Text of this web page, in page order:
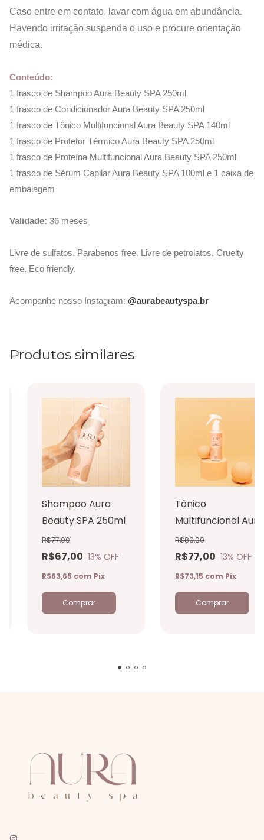
Caso entre em contato, lavar com água em abundância.
Havendo irritação suspenda o uso e procure orientação
médica.
Conteúdo:
1 frasco de Shampoo Aura Beauty SPA 250ml
1 frasco de Condicionador Aura Beauty SPA 250ml
1 frasco de Tônico Multifuncional Aura Beauty SPA 140ml
1 frasco de Protetor Térmico Aura Beauty SPA 250ml
1 frasco de Proteína Multifuncional Aura Beauty SPA 250ml
1 frasco de Sérum Capilar Aura Beauty SPA 100ml e 1 caixa de
embalagem
Validade: 36 meses
Livre de sulfatos. Parabenos free. Livre de petrolatos. Cruelty
free. Eco friendly.
Acompanhe nosso Instagram: @aurabeautyspa.br
Produtos similares
Shampoo Aura
Beauty SPA 250ml
R$67,00
R$77,00
13% OFF
R$63,65 com Pix
Tônico
Multifuncional Aura
Beauty SPA 140ml
R$77,00
R$89,00
13% OFF
R$73,15 com Pix